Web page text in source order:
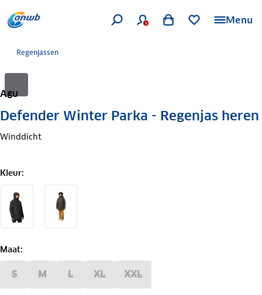
Menu
Regenjassen
Agu
Defender Winter Parka - Regenjas heren
Winddicht
Kleur:
Maat:
S M L XL XXL